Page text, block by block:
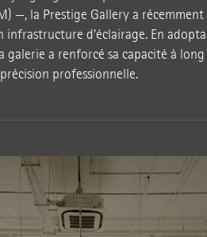
—, la Prestige Gallery a
d'éclairage. En
galerie a renforcé sa capacité à
professionnelle.